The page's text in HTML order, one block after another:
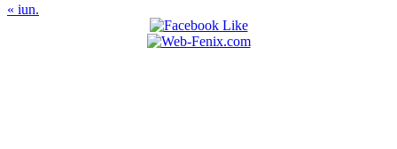
« iun.